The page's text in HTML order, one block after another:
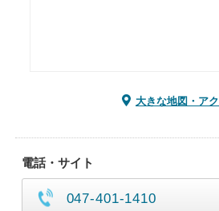
大きな地図・ア
電話・サイト
047-401-1410